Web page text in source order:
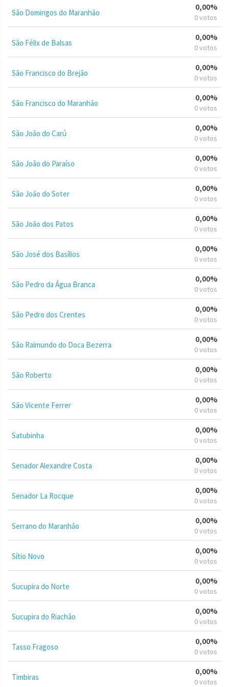
São Domingos do Maranhão
0,00%
0 votos
São Félix de Balsas
0,00%
0 votos
São Francisco do Brejão
0,00%
0 votos
São Francisco do Maranhão
0,00%
0 votos
São João do Carú
0,00%
0 votos
São João do Paraíso
0,00%
0 votos
São João do Soter
0,00%
0 votos
São João dos Patos
0,00%
0 votos
São José dos Basílios
0,00%
0 votos
São Pedro da Água Branca
0,00%
0 votos
São Pedro dos Crentes
0,00%
0 votos
São Raimundo do Doca Bezerra
0,00%
0 votos
São Roberto
0,00%
0 votos
São Vicente Ferrer
0,00%
0 votos
Satubinha
0,00%
0 votos
Senador Alexandre Costa
0,00%
0 votos
Senador La Rocque
0,00%
0 votos
Serrano do Maranhão
0,00%
0 votos
Sítio Novo
0,00%
0 votos
Sucupira do Norte
0,00%
0 votos
Sucupira do Riachão
0,00%
0 votos
Tasso Fragoso
0,00%
0 votos
Timbiras
0,00%
0 votos